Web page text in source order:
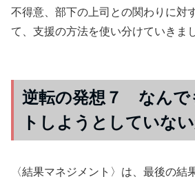
不得意、部下の上司との関わりに対
て、支援の方法を使い分けていきま
逆転の発想７ なんで
トしようとしていな
〈結果マネジメント〉は、最後の結